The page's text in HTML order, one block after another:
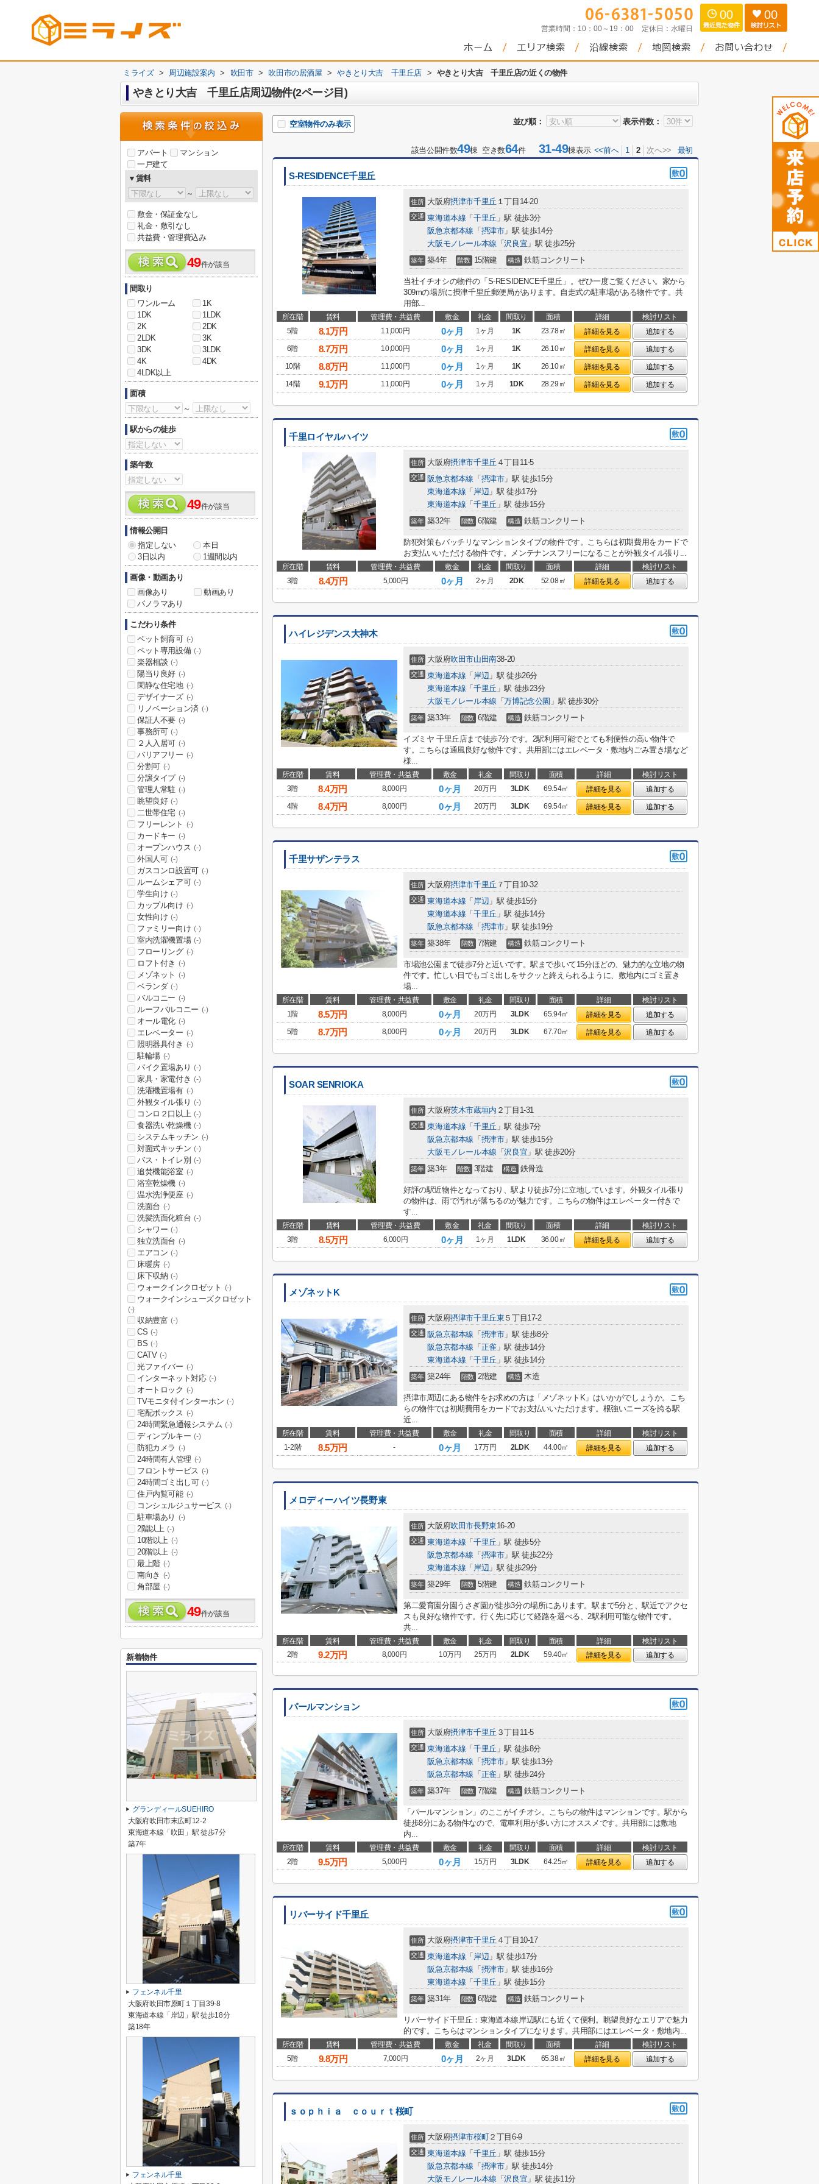
営業時間： 10：00～19：00 定休日： 水曜日
00 00
ミライズ > 周辺施設案内 > 吹田市 > 吹田市の居酒屋 > やきとり大吉 千里丘店 > やきとり大吉 千里丘店の近くの物件
やきとり大吉 千里丘店周辺物件(2ページ目)
並び順： 表示件数：
空室物件のみ表示
該当公開件数49棟 空き数64件31-49棟表示 <<前へ 1 2 次へ>> 最初
S-RESIDENCE千里丘
住所 大阪府摂津市千里丘 １丁目14-20
交通 東海道本線 「 千里丘 」駅 徒歩3分
阪急京都本線 「 摂津市」駅 徒歩14分
大阪モノレール本線 「沢良宜 」駅 徒歩25分
築年 築4年 階数 15階建 構造 鉄筋コンクリート
当社イチオシの物件の「S-RESIDENCE千里丘」。ぜひ一度ご覧ください。家から
309mの場所に摂津千里丘郵便局があります。自走式の駐車場がある物件です。共
用部...
所在階 賃料 管理費・共益費 敷金 礼金 間取り 面積 詳細
検討リスト
5階
8.1万円 11,000円 0ヶ月 1ヶ月 1K 23.78㎡ 詳細を見る
追加する
6階
8.7万円 10,000円 0ヶ月 1ヶ月 1K 26.10㎡ 詳細を見る
追加する
10階
8.8万円 11,000円 0ヶ月 1ヶ月 1K 26.10㎡ 詳細を見る
追加する
14階
9.1万円 11,000円 0ヶ月 1ヶ月 1DK 28.29㎡ 詳細を見る 追加する
千里ロイヤルハイツ
住所 大阪府摂津市千里丘 ４丁目11-5
交通 阪急京都本線 「 摂津市」駅 徒歩15分
東海道本線 「 岸辺 」駅 徒歩17分
東海道本線 「 千里丘 」駅 徒歩15分
築年 築32年 階数 6階建 構造 鉄筋コンクリート
防犯対策もバッチリなマンションタイプの物件です。こちらは初期費用をカードで
お支払いいただける物件です。メンテナンスフリーになることが外観タイル張り...
所在階 賃料 管理費・共益費 敷金 礼金 間取り 面積 詳細
検討リスト
3階
8.4万円 5,000円 0ヶ月 2ヶ月 2DK 52.08㎡ 詳細を見る 追加する
ハイレジデンス大神木
住所 大阪府吹田市山田南38-20
交通 東海道本線 「 岸辺 」駅 徒歩26分
東海道本線 「 千里丘 」駅 徒歩23分
大阪モノレール本線 「万博記念公園 」駅 徒歩30分
築年 築33年 階数 6階建 構造 鉄筋コンクリート
イズミヤ 千里丘店まで徒歩7分です。2駅利用可能でとても利便性の高い物件で
す。こちらは通風良好な物件です。共用部にはエレベータ・敷地内ごみ置き場など
様...
所在階 賃料 管理費・共益費 敷金 礼金 間取り 面積 詳細
検討リスト
3階
8.4万円 8,000円 0ヶ月 20万円 3LDK 69.54㎡ 詳細を見る
追加する
4階
8.4万円 8,000円 0ヶ月 20万円 3LDK 69.54㎡ 詳細を見る 追加する
千里サザンテラス
住所 大阪府摂津市千里丘 ７丁目10-32
交通 東海道本線 「 岸辺 」駅 徒歩15分
東海道本線 「 千里丘 」駅 徒歩14分
阪急京都本線 「 摂津市」駅 徒歩19分
築年 築38年 階数 7階建 構造 鉄筋コンクリート
市場池公園まで徒歩7分と近いです。駅まで歩いて15分ほどの、魅力的な立地の物
件です。忙しい日でもゴミ出しをサクッと終えられるように、敷地内にゴミ置き
場...
所在階 賃料 管理費・共益費 敷金 礼金 間取り 面積 詳細
検討リスト
1階
8.5万円 8,000円 0ヶ月 20万円 3LDK 65.94㎡ 詳細を見る
追加する
5階
8.7万円 8,000円 0ヶ月 20万円 3LDK 67.70㎡ 詳細を見る 追加する
SOAR SENRIOKA
住所 大阪府茨木市蔵垣内 ２丁目1-31
交通 東海道本線 「 千里丘 」駅 徒歩7分
阪急京都本線 「 摂津市」駅 徒歩15分
大阪モノレール本線 「沢良宜 」駅 徒歩20分
築年 築3年 階数 3階建 構造 鉄骨造
好評の駅近物件となっており、駅より徒歩7分に立地しています。外観タイル張り
の物件は、雨で汚れが落ちるのが魅力です。こちらの物件はエレベーター付きで
す...
所在階 賃料 管理費・共益費 敷金 礼金 間取り 面積 詳細
検討リスト
3階
8.5万円 6,000円 0ヶ月 1ヶ月 1LDK 36.00㎡ 詳細を見る 追加する
メゾネットK
住所 大阪府摂津市千里丘東 ５丁目17-2
交通 阪急京都本線 「 摂津市」駅 徒歩8分
阪急京都本線 「 正雀 」駅 徒歩14分
東海道本線 「 千里丘 」駅 徒歩14分
築年 築24年 階数 2階建 構造 木造
摂津市周辺にある物件をお求めの方は「メゾネットK」はいかがでしょうか。こち
らの物件では初期費用をカードでお支払いいただけます。根強いニーズを誇る駅
近...
所在階 賃料 管理費・共益費 敷金 礼金 間取り 面積 詳細
検討リスト
1-2階
8.5万円 - 0ヶ月 17万円 2LDK 44.00㎡ 詳細を見る 追加する
メロディーハイツ長野東
住所 大阪府吹田市長野東16-20
交通 東海道本線 「 千里丘 」駅 徒歩5分
阪急京都本線 「 摂津市」駅 徒歩22分
東海道本線 「 岸辺 」駅 徒歩29分
築年 築29年 階数 5階建 構造 鉄筋コンクリート
第二愛育園分園うさぎ園が徒歩3分の場所にあります。駅まで5分と、駅近でアクセ
スも良好な物件です。行く先に応じて経路を選べる、2駅利用可能な物件です。
共...
所在階 賃料 管理費・共益費 敷金 礼金 間取り 面積 詳細
検討リスト
2階
9.2万円 8,000円 10万円 25万円 2LDK 59.40㎡ 詳細を見る 追加する
パールマンション
住所 大阪府摂津市千里丘 ３丁目11-5
交通 東海道本線 「 千里丘 」駅 徒歩8分
阪急京都本線 「 摂津市」駅 徒歩13分
阪急京都本線 「 正雀 」駅 徒歩24分
築年 築37年 階数 7階建 構造 鉄筋コンクリート
「パールマンション」のここがイチオシ。こちらの物件はマンションです。駅から
徒歩8分にある物件なので、電車利用が多い方にオススメです。共用部には敷地
内...
所在階 賃料 管理費・共益費 敷金 礼金 間取り 面積 詳細
検討リスト
2階
9.5万円 5,000円 0ヶ月 15万円 3LDK 64.25㎡ 詳細を見る 追加する
リバーサイド千里丘
住所 大阪府摂津市千里丘 ４丁目10-17
交通 東海道本線 「 岸辺 」駅 徒歩17分
阪急京都本線 「 摂津市」駅 徒歩16分
東海道本線 「 千里丘 」駅 徒歩15分
築年 築31年 階数 6階建 構造 鉄筋コンクリート
リバーサイド千里丘：東海道本線岸辺駅にも近くて便利。眺望良好なエリアで魅力
的です。こちらはマンションタイプになります。共用部にはエレベータ・敷地内...
所在階 賃料 管理費・共益費 敷金 礼金 間取り 面積 詳細
検討リスト
5階
9.8万円 7,000円 0ヶ月 2ヶ月 3LDK 65.38㎡ 詳細を見る 追加する
ｓｏｐｈｉａ ｃｏｕｒｔ桜町
住所 大阪府摂津市桜町２丁目6-9
交通 東海道本線 「 千里丘 」駅 徒歩15分
阪急京都本線 「 摂津市」駅 徒歩14分
大阪モノレール本線 「沢良宜 」駅 徒歩11分
アパート
マンション
一戸建て
▼賃料
～
敷金・保証金なし
礼金・敷引なし
共益費・管理費込み
49件が該当
間取り
ワンルーム
1K
1DK
1LDK
2K
2DK
2LDK
3K
3DK
3LDK
4K
4DK
4LDK以上
面積
～
駅からの徒歩
築年数
49件が該当
情報公開日
指定しない
本日
3日以内
1週間以内
画像・動画あり
画像あり
動画あり
パノラマあり
こだわり条件
ペット飼育可 (-)
ペット専用設備 (-)
楽器相談 (-)
陽当り良好 (-)
閑静な住宅地 (-)
デザイナーズ (-)
リノベーション済 (-)
保証人不要 (-)
事務所可 (-)
２人入居可 (-)
バリアフリー (-)
分割可 (-)
分譲タイプ (-)
管理人常駐 (-)
眺望良好 (-)
二世帯住宅 (-)
フリーレント (-)
カードキー (-)
オープンハウス (-)
外国人可 (-)
ガスコンロ設置可 (-)
ルームシェア可 (-)
学生向け (-)
カップル向け (-)
女性向け (-)
ファミリー向け (-)
室内洗濯機置場 (-)
フローリング (-)
ロフト付き (-)
メゾネット (-)
ベランダ (-)
バルコニー (-)
ルーフバルコニー (-)
オール電化 (-)
エレベーター (-)
照明器具付き (-)
駐輪場 (-)
バイク置場あり (-)
家具・家電付き (-)
洗濯機置場有 (-)
外観タイル張り (-)
コンロ２口以上 (-)
食器洗い乾燥機 (-)
システムキッチン (-)
対面式キッチン (-)
バス・トイレ別 (-)
追焚機能浴室 (-)
浴室乾燥機 (-)
温水洗浄便座 (-)
洗面台 (-)
洗髪洗面化粧台 (-)
シャワー (-)
独立洗面台 (-)
エアコン (-)
床暖房 (-)
床下収納 (-)
ウォークインクロゼット (-)
ウォークインシューズクロゼット
(-)
収納豊富 (-)
CS (-)
BS (-)
CATV (-)
光ファイバー (-)
インターネット対応 (-)
オートロック (-)
TVモニタ付インターホン (-)
宅配ボックス (-)
24時間緊急通報システム (-)
ディンプルキー (-)
防犯カメラ (-)
24時間有人管理 (-)
フロントサービス (-)
24時間ゴミ出し可 (-)
住戸内覧可能 (-)
コンシェルジュサービス (-)
駐車場あり (-)
2階以上 (-)
10階以上 (-)
20階以上 (-)
最上階 (-)
南向き (-)
角部屋 (-)
49件が該当
新着物件
グランディールSUEHIRO
大阪府吹田市末広町12-2
東海道本線「吹田」駅 徒歩7分
築7年
フェンネル千里
大阪府吹田市原町１丁目39-8
東海道本線「岸辺」駅 徒歩18分
築18年
フェンネル千里